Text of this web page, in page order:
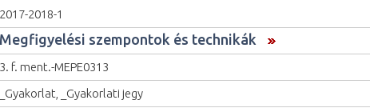
2017-2018-1
Megfigyelési szempontok és technikák
3. f. ment.-MEPE0313
_Gyakorlat, _Gyakorlati jegy